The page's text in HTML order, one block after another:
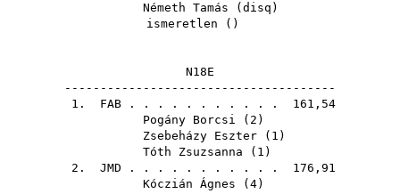
Németh Tamás ( disq )
ismeretlen ()
N18E
--------------------------------------
1. FAB . . . . . . . . . . . 161,54
Pogány Borcsi ( 2 )
Zsebeházy Eszter ( 1 )
Tóth Zsuzsanna ( 1 )
2. JMD . . . . . . . . . . . 176,91
Kóczián Ágnes ( 4)